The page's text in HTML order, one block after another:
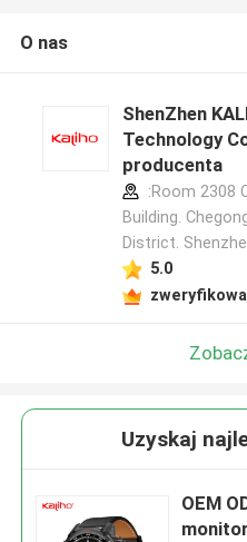
O nas
ShenZhen
Technology
producenta
:Room 2308
Building.
District.
5.0
Uzyskaj
OEM